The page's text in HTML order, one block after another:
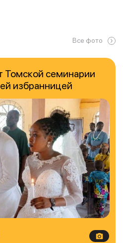
Все фото
Томской семинарии
избранницей